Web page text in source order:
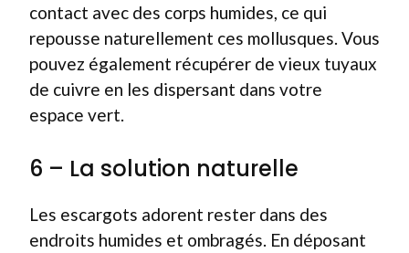
contact avec des corps humides, ce qui
repousse naturellement ces mollusques. Vous
pouvez également récupérer de vieux tuyaux
de cuivre en les dispersant dans votre
espace vert.
6 – La solution naturelle
Les escargots adorent rester dans des
endroits humides et ombragés. En déposant